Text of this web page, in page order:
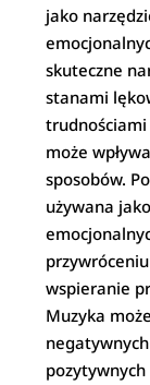
jako
skuteczne
stanami
może
sposobów.
używana
wspieranie
Muzyka